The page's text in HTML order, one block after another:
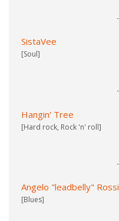
SistaVee
[Soul]
Hangin' Tree
[Hard rock, Rock 'n' roll]
Angelo "leadbelly" Rossi
[Blues]